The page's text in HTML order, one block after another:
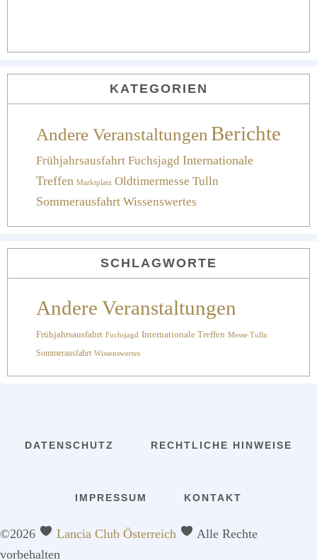
KATEGORIEN
Andere Veranstaltungen Berichte
Frühjahrsausfahrt Fuchsjagd Internationale
Treffen Marktplatz Oldtimermesse Tulln
Sommerausfahrt Wissenswertes
SCHLAGWORTE
Andere Veranstaltungen
Frühjahrsausfahrt Fuchsjagd Internationale Treffen Messe Tulln
Sommerausfahrt Wissenswertes
DATENSCHUTZ RECHTLICHE HINWEISE
IMPRESSUM KONTAKT
©2026 Lancia Club Österreich
Alle Rechte
vorbehalten